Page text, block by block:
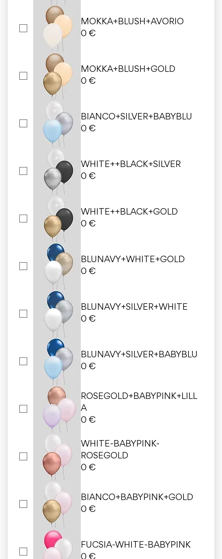
MOKKA+BLUSH+AVORIO
0 €
MOKKA+BLUSH+GOLD
0 €
BIANCO+SILVER+BABYBLU
0 €
WHITE++BLACK+SILVER
0 €
WHITE++BLACK+GOLD
0 €
BLUNAVY+WHITE+GOLD
0 €
BLUNAVY+SILVER+WHITE
0 €
BLUNAVY+SILVER+BABYBLU
0 €
ROSEGOLD+BABYPINK+LILL
A
0 €
WHITE-BABYPINK-
ROSEGOLD
0 €
BIANCO+BABYPINK+GOLD
0 €
FUCSIA-WHITE-BABYPINK